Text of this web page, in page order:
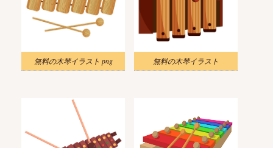
無料の木琴イラスト png 無料の木琴イラスト